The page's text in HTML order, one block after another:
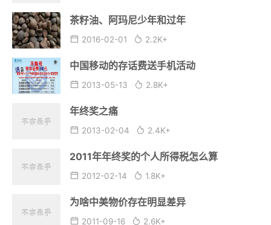
茶籽油、阿玛尼少年和过年
2016-02-01 2.2K+
中国移动的存话费送手机活动
2013-05-13 2.8K+
年终奖之痛
2013-02-04 2.4K+
2011年年终奖的个人所得税怎么算
2012-02-14 1.8K+
为啥中美物价存在明显差异
2011-09-16 2.6K+